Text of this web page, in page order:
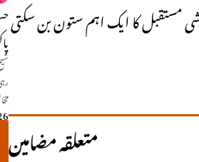
مستقبل کا ایک اہم ستون بن سکتی
متعلقہ مضامین